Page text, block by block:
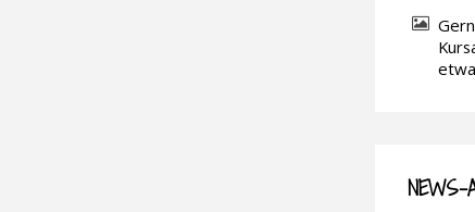
NEWS-